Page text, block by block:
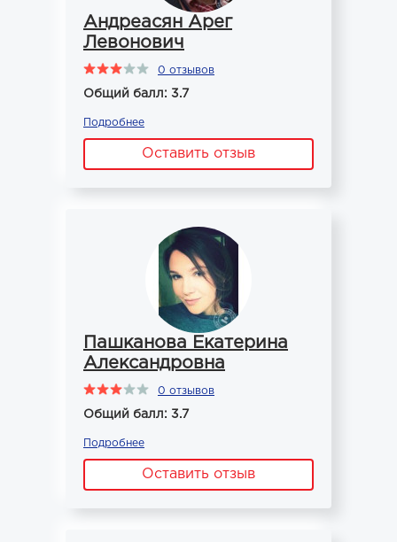
Андреасян Арег
Левонович
0 отзывов
Общий балл: 3.7
Подробнее
Оставить отзыв
Пашканова Екатерина
Александровна
0 отзывов
Общий балл: 3.7
Подробнее
Оставить отзыв